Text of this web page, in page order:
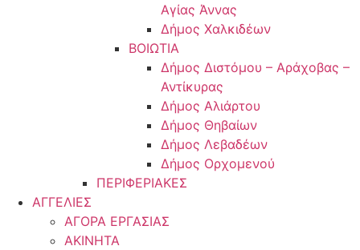
Αγίας Άννας
Δήμος Χαλκιδέων
ΒΟΙΩΤΙΑ
Δήμος Διστόμου – Αράχοβας –
Αντίκυρας
Δήμος Αλιάρτου
Δήμος Θηβαίων
Δήμος Λεβαδέων
Δήμος Ορχομενού
ΠΕΡΙΦΕΡΙΑΚΕΣ
ΑΓΓΕΛΙΕΣ
ΑΓΟΡΑ ΕΡΓΑΣΙΑΣ
ΑΚΙΝΗΤΑ